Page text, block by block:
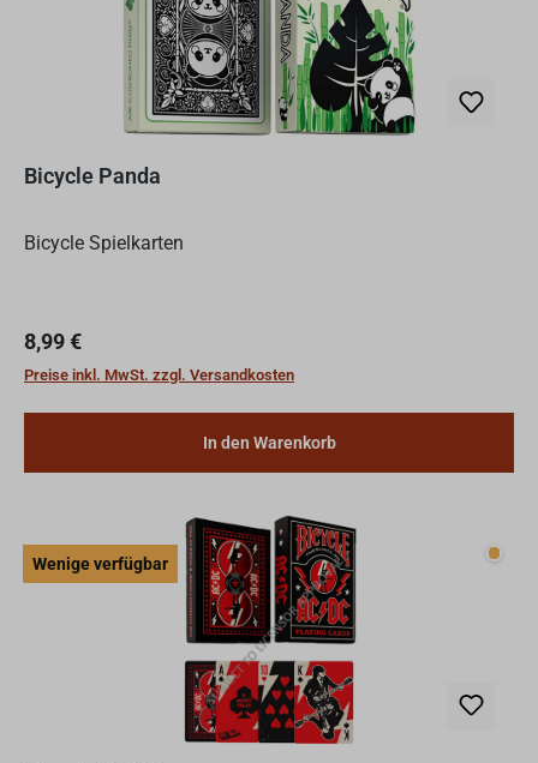
Bicycle Panda
Bicycle Spielkarten
Regulärer Preis:
8,99 €
Preise inkl. MwSt. zzgl. Versandkosten
In den Warenkorb
Wenige verfügbar